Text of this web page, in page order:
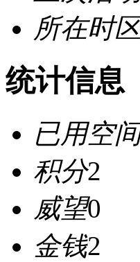
所在时
统计信息
已用空
积分2
威望0
金钱2